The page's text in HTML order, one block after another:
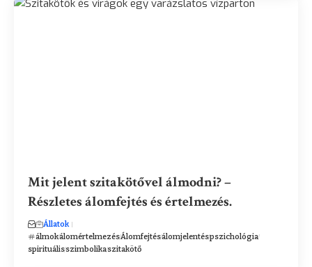
Mit jelent szitakötővel álmodni? –
Részletes álomfejtés és értelmezés.
Állatok
álmokálomértelmezésÁlomfejtésálomjelentéspszichológia
spirituálisszimbolikaszitakötő